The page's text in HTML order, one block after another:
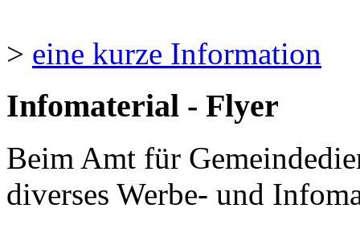
> eine kurze Information
Infomaterial - Flyer
Beim Amt für
diverses Werbe- und